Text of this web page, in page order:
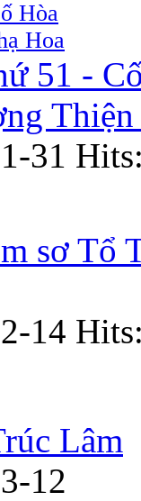
51 -
Thiện
31
sơ Tổ
14
Lâm
12